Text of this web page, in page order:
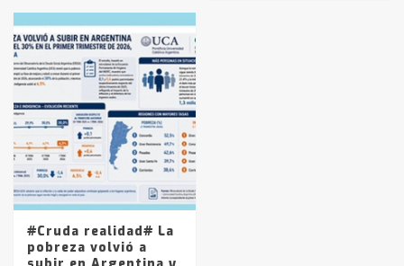
#Cruda realidad# La
pobreza volvió a